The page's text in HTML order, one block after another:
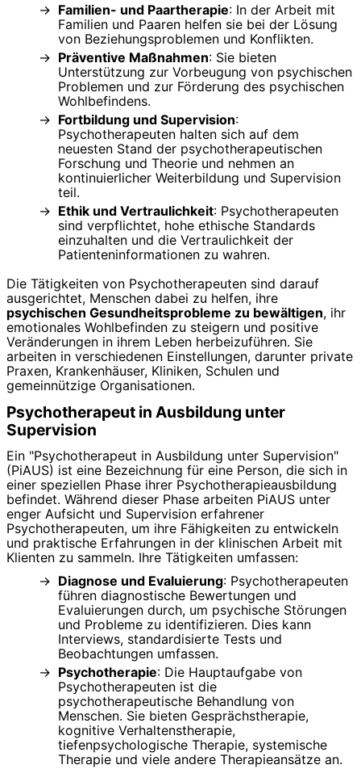
Familien- und Paartherapie: In der Arbeit mit
Familien und Paaren helfen sie bei der Lösung
von Beziehungsproblemen und Konflikten.
Präventive Maßnahmen: Sie bieten
Unterstützung zur Vorbeugung von psychischen
Problemen und zur Förderung des psychischen
Wohlbefindens.
Fortbildung und Supervision:
Psychotherapeuten halten sich auf dem
neuesten Stand der psychotherapeutischen
Forschung und Theorie und nehmen an
kontinuierlicher Weiterbildung und Supervision
teil.
Ethik und Vertraulichkeit: Psychotherapeuten
sind verpflichtet, hohe ethische Standards
einzuhalten und die Vertraulichkeit der
Patienteninformationen zu wahren.
Die Tätigkeiten von Psychotherapeuten sind darauf
ausgerichtet, Menschen dabei zu helfen, ihre
psychischen Gesundheitsprobleme zu bewältigen, ihr
emotionales Wohlbefinden zu steigern und positive
Veränderungen in ihrem Leben herbeizuführen. Sie
arbeiten in verschiedenen Einstellungen, darunter private
Praxen, Krankenhäuser, Kliniken, Schulen und
gemeinnützige Organisationen.
Psychotherapeut in Ausbildung unter
Supervision
Ein "Psychotherapeut in Ausbildung unter Supervision"
(PiAUS) ist eine Bezeichnung für eine Person, die sich in
einer speziellen Phase ihrer Psychotherapieausbildung
befindet. Während dieser Phase arbeiten PiAUS unter
enger Aufsicht und Supervision erfahrener
Psychotherapeuten, um ihre Fähigkeiten zu entwickeln
und praktische Erfahrungen in der klinischen Arbeit mit
Klienten zu sammeln. Ihre Tätigkeiten umfassen:
Diagnose und Evaluierung: Psychotherapeuten
führen diagnostische Bewertungen und
Evaluierungen durch, um psychische Störungen
und Probleme zu identifizieren. Dies kann
Interviews, standardisierte Tests und
Beobachtungen umfassen.
Psychotherapie: Die Hauptaufgabe von
Psychotherapeuten ist die
psychotherapeutische Behandlung von
Menschen. Sie bieten Gesprächstherapie,
kognitive Verhaltenstherapie,
tiefenpsychologische Therapie, systemische
Therapie und viele andere Therapieansätze an.